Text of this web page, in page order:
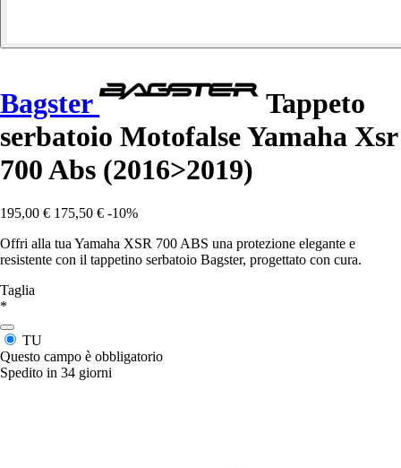
Bagster
Tappeto
serbatoio Motofalse Yamaha Xsr
700 Abs (2016>2019)
195,00 € 175,50 € -10%
Offri alla tua Yamaha XSR 700 ABS una protezione elegante e
resistente con il tappetino serbatoio Bagster, progettato con cura.
Taglia
*
TU
Questo campo è obbligatorio
Spedito in 34 giorni